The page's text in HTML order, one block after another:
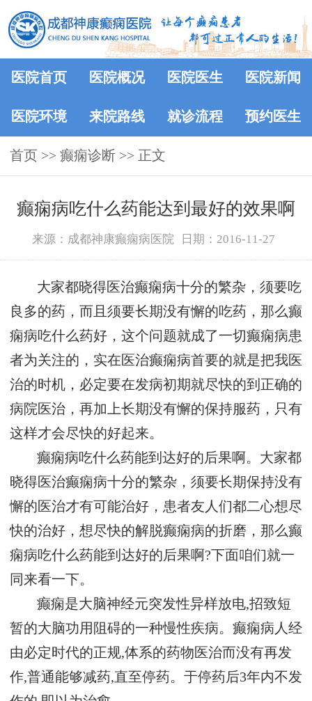
医院首页 医院概况 医院医生 医院新闻
医院环境 来院路线 就诊流程 预约医生
首页 >> 癫痫诊断 >> 正文
癫痫病吃什么药能达到最好的效果啊
来源：成都神康癫痫病医院 日期：2016-11-27
大家都晓得医治癫痫病十分的繁杂，须要吃
良多的药，而且须要长期没有懈的吃药，那么癫
痫病吃什么药好，这个问题就成了一切癫痫病患
者为关注的，实在医治癫痫病首要的就是把我医
治的时机，必定要在发病初期就尽快的到正确的
病院医治，再加上长期没有懈的保持服药，只有
这样才会尽快的好起来。
癫痫病吃什么药能到达好的后果啊。大家都
晓得医治癫痫病十分的繁杂，须要长期保持没有
懈的医治才有可能治好，患者友人们都二心想尽
快的治好，想尽快的解脱癫痫病的折磨，那么癫
痫病吃什么药能到达好的后果啊?下面咱们就一
同来看一下。
癫痫是大脑神经元突发性异样放电,招致短
暂的大脑功用阻碍的一种慢性疾病。癫痫病人经
由必定时代的正规,体系的药物医治而没有再发
作,普通能够减药,直至停药。于停药后3年内不发